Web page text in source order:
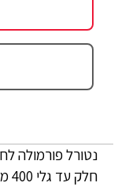
נטורל פורמולה
חלק עד גלי 400 מ"ל - מבית NATURAL FORMULA